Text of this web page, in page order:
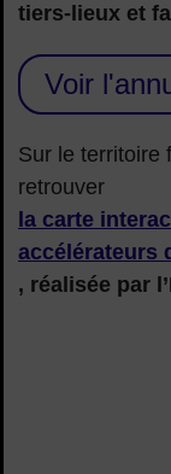
tiers-lieux et
Voir
Sur le territoire
retrouver
la carte
accélérateurs
, réalisée par